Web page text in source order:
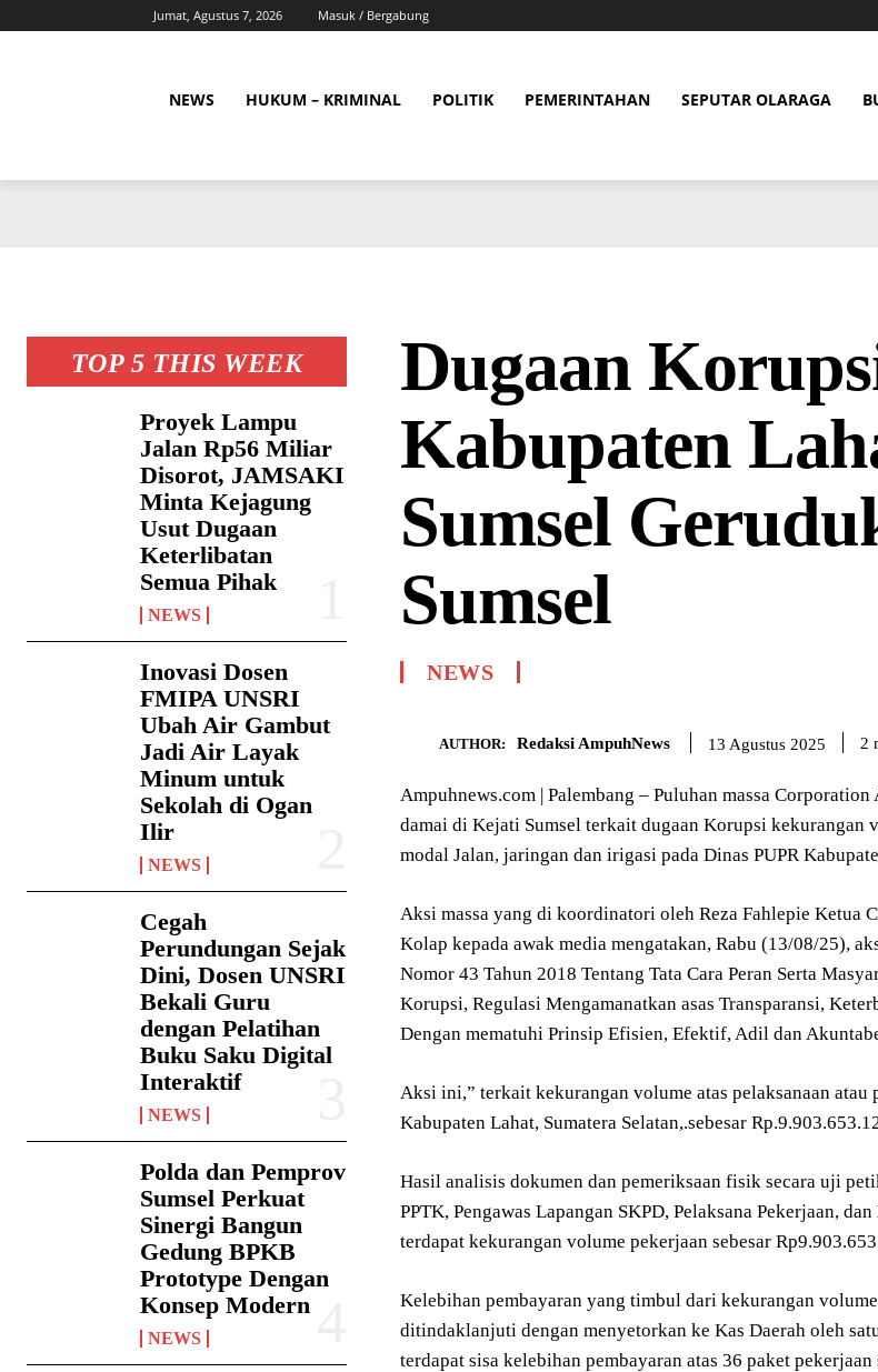
Jumat, Agustus 7, 2026 Masuk / Bergabung
NEWS HUKUM – KRIMINAL POLITIK PEMERINTAHAN SEPUTAR OLARAGA
TOP 5 THIS WEEK
Proyek Lampu
Jalan Rp56 Miliar
Disorot, JAMSAKI
Minta Kejagung
Usut Dugaan
Keterlibatan
Semua Pihak
NEWS
Inovasi Dosen
FMIPA UNSRI
Ubah Air Gambut
Jadi Air Layak
Minum untuk
Sekolah di Ogan
Ilir
NEWS
Cegah
Perundungan Sejak
Dini, Dosen UNSRI
Bekali Guru
dengan Pelatihan
Buku Saku Digital
Interaktif
NEWS
Polda dan Pemprov
Sumsel Perkuat
Sinergi Bangun
Gedung BPKB
Prototype Dengan
Konsep Modern
NEWS
Dugaan
Kabupaten
Sumsel
Sumsel
NEWS
AUTHOR: Redaksi AmpuhNews 13 Agustus 2025 2
Ampuhnews.com | Palembang – Puluhan massa
damai di Kejati Sumsel terkait dugaan Korupsi kekurangan
modal Jalan, jaringan dan irigasi pada Dinas PUPR
Aksi massa yang di koordinatori oleh Reza Fahlepie Ketua
Kolap kepada awak media mengatakan, Rabu (13/08/25),
Nomor 43 Tahun 2018 Tentang Tata Cara Peran Serta
Korupsi, Regulasi Mengamanatkan asas Transparansi,
Dengan mematuhi Prinsip Efisien, Efektif, Adil dan
Aksi ini,” terkait kekurangan volume atas pelaksanaan
Kabupaten Lahat, Sumatera Selatan,.sebesar
Hasil analisis dokumen dan pemeriksaan fisik secara uji
PPTK, Pengawas Lapangan SKPD, Pelaksana Pekerjaan,
terdapat kekurangan volume pekerjaan sebesar
Kelebihan pembayaran yang timbul dari kekurangan
ditindaklanjuti dengan menyetorkan ke Kas Daerah oleh
terdapat sisa kelebihan pembayaran atas 36 paket